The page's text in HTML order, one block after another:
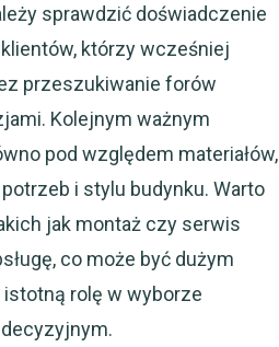
sprawdzić doświadczenie
którzy wcześniej
przeszukiwanie forów
Kolejnym ważnym
pod względem materiałów,
i stylu budynku. Warto
jak montaż czy serwis
co może być dużym
istotną rolę w wyborze